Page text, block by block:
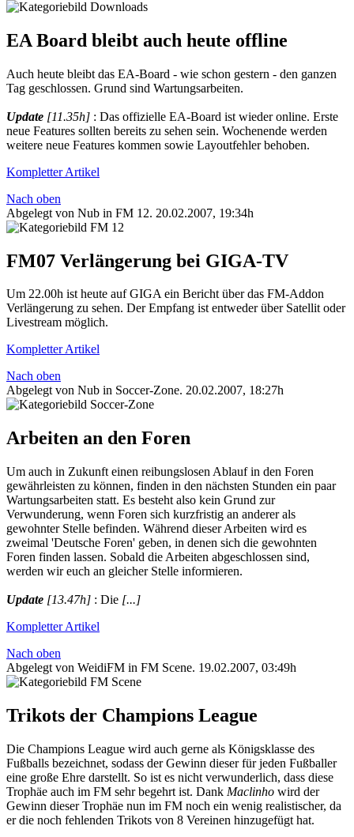
EA Board bleibt auch heute offline
Auch heute bleibt das EA-Board - wie schon gestern - den ganzen
Tag geschlossen. Grund sind Wartungsarbeiten.
Update [11.35h] : Das offizielle EA-Board ist wieder online. Erste
neue Features sollten bereits zu sehen sein. Wochenende werden
weitere neue Features kommen sowie Layoutfehler behoben.
Kompletter Artikel
Nach oben
Abgelegt von Nub in FM 12. 20.02.2007, 19:34h
FM07 Verlängerung bei GIGA-TV
Um 22.00h ist heute auf GIGA ein Bericht über das FM-Addon
Verlängerung zu sehen. Der Empfang ist entweder über Satellit oder
Livestream möglich.
Kompletter Artikel
Nach oben
Abgelegt von Nub in Soccer-Zone. 20.02.2007, 18:27h
Arbeiten an den Foren
Um auch in Zukunft einen reibungslosen Ablauf in den Foren
gewährleisten zu können, finden in den nächsten Stunden ein paar
Wartungsarbeiten statt. Es besteht also kein Grund zur
Verwunderung, wenn Foren sich kurzfristig an anderer als
gewohnter Stelle befinden. Während dieser Arbeiten wird es
zweimal 'Deutsche Foren' geben, in denen sich die gewohnten
Foren finden lassen. Sobald die Arbeiten abgeschlossen sind,
werden wir euch an gleicher Stelle informieren.
Update [13.47h] : Die [...]
Kompletter Artikel
Nach oben
Abgelegt von WeidiFM in FM Scene. 19.02.2007, 03:49h
Trikots der Champions League
Die Champions League wird auch gerne als Königsklasse des
Fußballs bezeichnet, sodass der Gewinn dieser für jeden Fußballer
eine große Ehre darstellt. So ist es nicht verwunderlich, dass diese
Trophäe auch im FM sehr begehrt ist. Dank Maclinho wird der
Gewinn dieser Trophäe nun im FM noch ein wenig realistischer, da
er die noch fehlenden Trikots von 8 Vereinen hinzugefügt hat.